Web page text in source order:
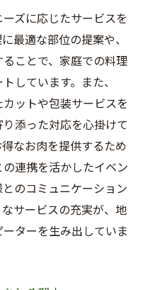
きポイント
へのアドバイス
を見る目を養う
た店選び
テクニック
ズに応じたサービスを
最適な部位の提案や、
ことで、家庭での料理
しています。また、
ットや包装サービスを
添った対応を心掛けて
なお肉を提供するため
連携を活かしたイベン
のコミュニケーション
サービスの充実が、地
ターを生み出していま